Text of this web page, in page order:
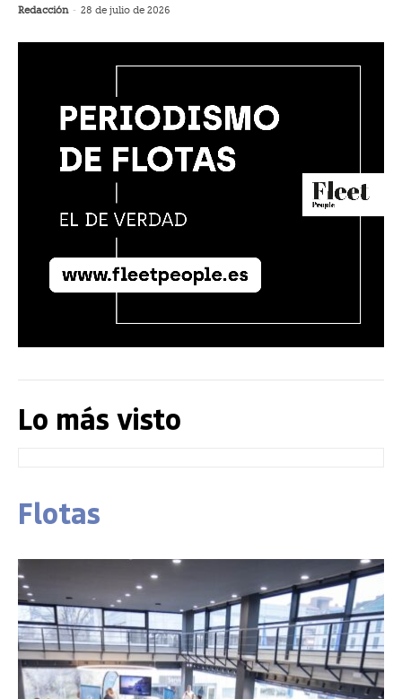
Redacción - 28 de julio de 2026
Lo más visto
Flotas